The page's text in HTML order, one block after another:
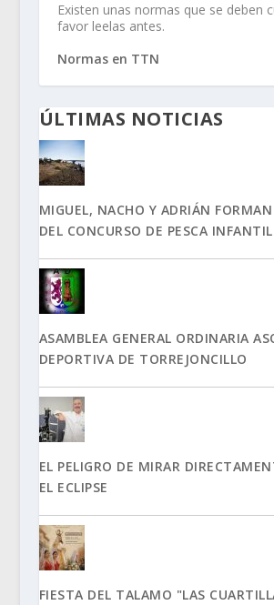
Existen unas normas que se deben
favor leelas antes.
Normas en TTN
ÚLTIMAS NOTICIAS
MIGUEL, NACHO Y ADRIÁN
DEL CONCURSO DE PESCA
ASAMBLEA GENERAL ORDINARIA
DEPORTIVA DE TORREJONCILLO
EL PELIGRO DE MIRAR
EL ECLIPSE
FIESTA DEL TALAMO "LAS